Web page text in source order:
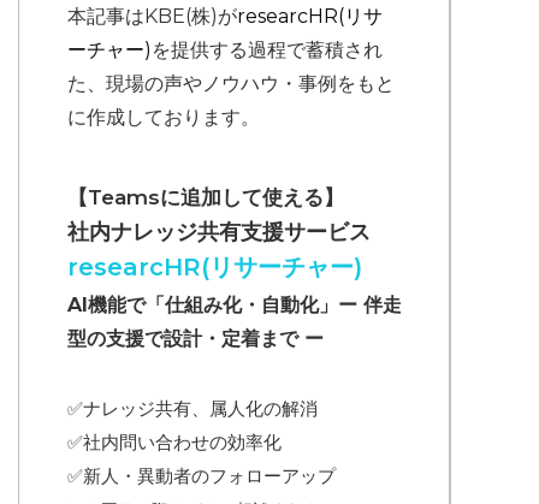
本記事はKBE(株)がresearcHR(リサ
ーチャー) を提供する過程で蓄積され
た、現場の声やノウハウ・事例をもと
に作成しております。
【Teamsに追加して使える】
社内ナレッジ共有支援サービス
researcHR(リサーチャー)
AI機能で「仕組み化・自動化」ー 伴走
型の支援で設計・定着まで ー
✅ナレッジ共有、属人化の解消
✅社内問い合わせの効率化
✅新人・異動者のフォローアップ